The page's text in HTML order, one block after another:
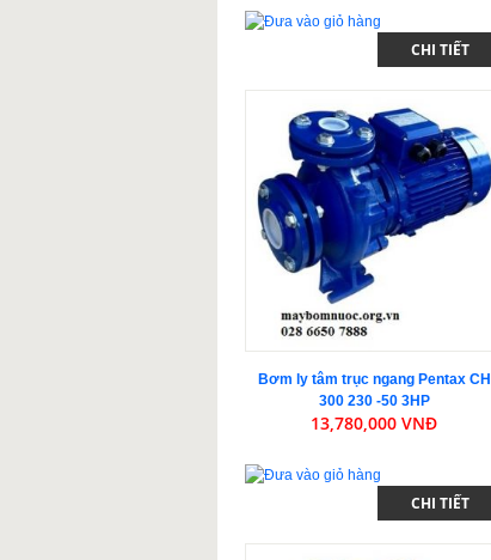
CHI TIẾT
Bơm ly tâm trục ngang Pentax CH
300 230 -50 3HP
13,780,000 VNĐ
CHI TIẾT